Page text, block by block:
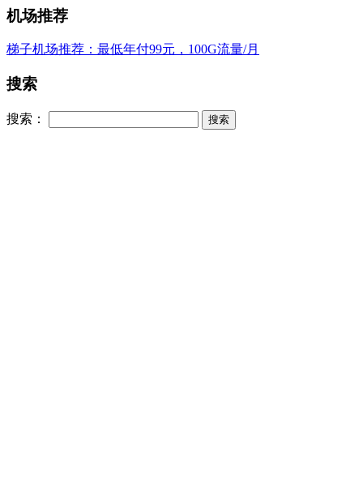
机场推荐
梯子机场推荐：最低年付99元，100G流量/月
搜索
搜索：